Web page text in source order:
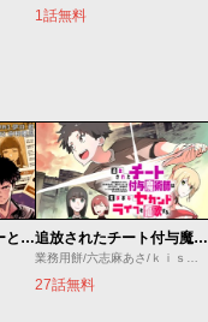
1話無料
今夜もシリアルキラーと待ち合わせ 追放されたチート付与魔術師は気ままなセカンドライフを謳歌する。 ～俺は武器だけじゃなく、あらゆるものに『強化ポイント』を付与できるし、俺の意思でいつでも効果を解除できるけど、残った人たち大丈夫？～
業務用餅/六志麻あさ/ｋｉｓｕｉ
27話無料